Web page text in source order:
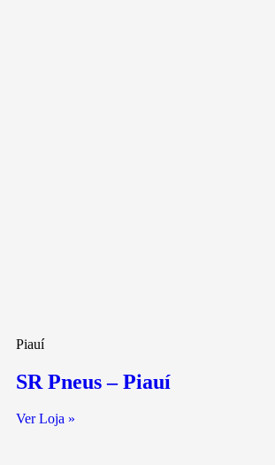
Piauí
SR Pneus – Piauí
Ver Loja »